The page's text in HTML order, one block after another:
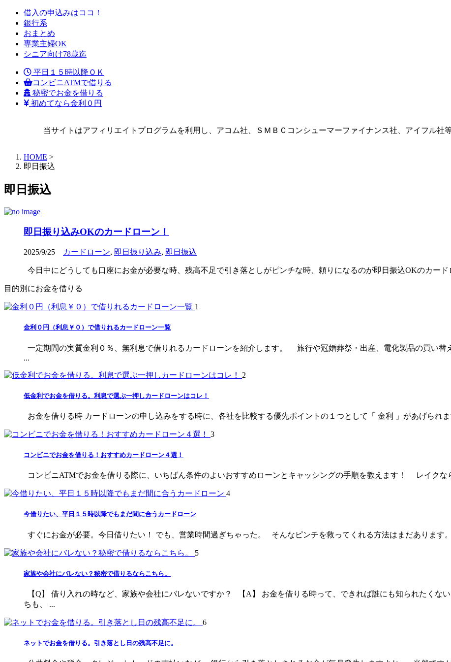
借入の申込みはココ！
銀行系
おまとめ
専業主婦OK
シニア向け78歳迄
平日１５時以降ＯＫ
コンビニATMで借りる
秘密でお金を借りる
初めてなら金利０円
当サイトはアフィリエイトプログラムを利用し、アコム社、ＳＭＢＣコンシューマーファイナンス社、アイフル社
HOME >
即日振込
即日振込
即日振り込みOKのカードローン！
2025/9/25 カードローン, 即日振り込み, 即日振込
今日中にどうしても口座にお金が必要な時、残高不足で引き落としがピンチな時、頼りになるのが即日振込OKのカ
目的別にお金を借りる
1
金利０円（利息￥０）で借りれるカードローン一覧
一定期間の実質金利０％、無利息で借りれるカードローンを紹介します。 旅行や冠婚葬祭・出産、電化製品の買い替
...
2
低金利でお金を借りる。利息で選ぶ一押しカードローンはコレ！
お金を借りる時 カードローンの申し込みをする時に、各社を比較する優先ポイントの１つとして「 金利 」があげられ
3
コンビニでお金を借りる！おすすめカードローン４選！
コンビニATMでお金を借りる際に、いちばん条件のよいおすすめローンとキャッシングの手順を教えます！ レイクな
4
今借りたい、平日１５時以降でもまだ間に合うカードローン
すぐにお金が必要。今日借りたい！ でも、営業時間過ぎちゃった。 そんなピンチを救ってくれる方法はまだありま
5
家族や会社にバレない？秘密で借りるならこちら。
【Q】 借り入れの時など、家族や会社にバレないですか？ 【A】 お金を借りる時って、できれば誰にも知られたくな
ちも、 ...
6
ネットでお金を借りる。引き落とし日の残高不足に。